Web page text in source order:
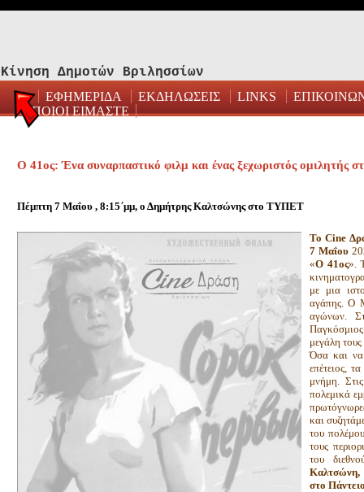
Κίνηση Δημοτών Βριλησσίων
ΕΦΗΜΕΡΙΔΑ ΕΚΔΗΛΩΣΕΙΣ LINKS
ΠΟΙΟΙ ΕΙΜΑΣΤΕ
Ο 41ος: Ένα συναρπαστικό φιλμ και ένας ξεχωριστός ομιλητής
Πέμπτη 7 Μαΐου , 8:15΄μμ, ο Δημήτρης Καλτσώνης στο ΤΥΠΕΤ
To Cine
7 Μαΐου
«Ο 41ος».
με μια
αγάπης. Ο
αγώνων.
Παγκόσμιος
μεγάλη
Όσα και να
επέτειος,
μνήμη.
πολεμικά
και
του
τους
του
Καλτσώνη,
στο